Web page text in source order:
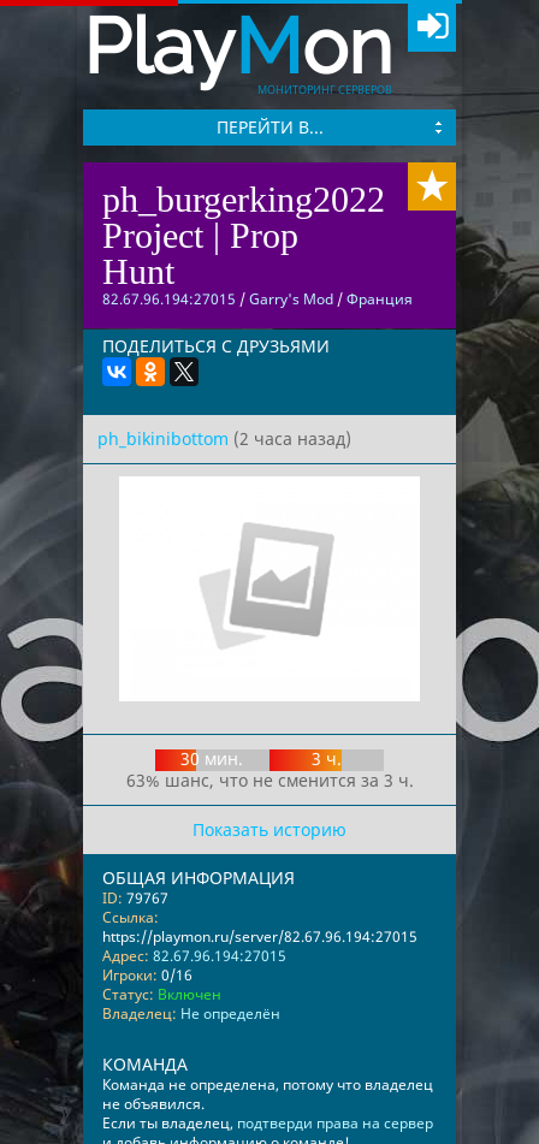
PlayMon
МОНИТОРИНГ СЕРВЕРОВ
ПЕРЕЙТИ В...
ph_burgerking2022
Project | Prop
Hunt
82.67.96.194:27015 /Garry's Mod /Франция
ПОДЕЛИТЬСЯ С ДРУЗЬЯМИ
ph_bikinibottom (2 часа назад)
30 мин.
3 ч.
63% шанс, что не сменится за 3 ч.
Показать историю
ОБЩАЯ ИНФОРМАЦИЯ
ID: 79767
Ссылка:
https://playmon.ru/server/82.67.96.194:27015
Адрес: 82.67.96.194:27015
Игроки: 0/16
Статус: Включен
Владелец: Не определён
КОМАНДА
Команда не определена, потому что владелец
не объявился.
Если ты владелец, подтверди права на сервер